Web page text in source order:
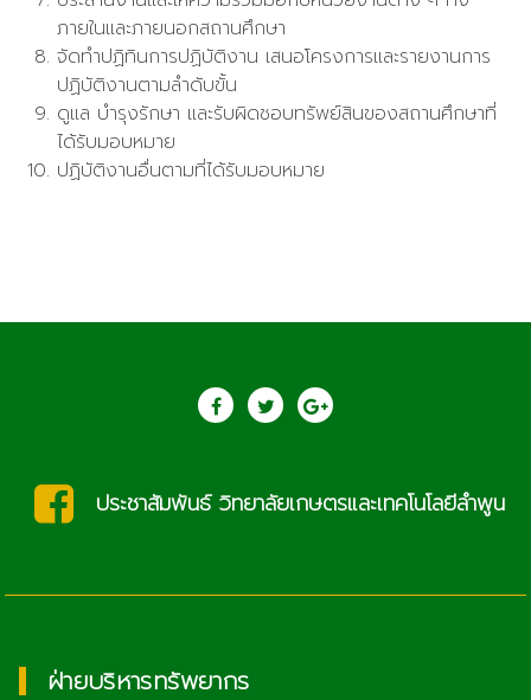
ภายในและภายนอกสถานศึกษา
จัดทำปฏิทินการปฏิบัติงาน เสนอโครงการและรายงานการ
ปฏิบัติงานตามลำดับขั้น
ดูแล บำรุงรักษา และรับผิดชอบทรัพย์สินของสถานศึกษาที่
ได้รับมอบหมาย
ปฏิบัติงานอื่นตามที่ได้รับมอบหมาย
ประชาสัมพันธ์ วิทยาลัยเกษตรและเทคโนโลยีลำพูน
ฝ่ายบริหารทรัพยากร